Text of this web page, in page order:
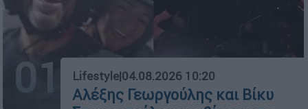
01 Lifestyle|04.08.2026 10:20
Αλέξης Γεωργούλης και Βίκυ